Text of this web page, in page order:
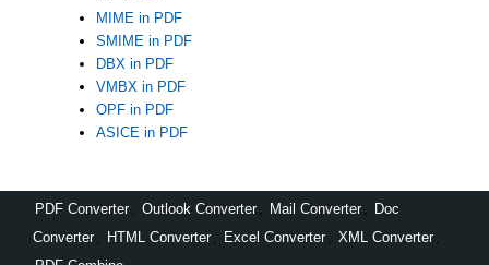
MIME in PDF
SMIME in PDF
DBX in PDF
VMBX in PDF
OPF in PDF
ASICE in PDF
PDF Converter Outlook Converter Mail Converter
Doc
Converter
HTML Converter Excel Converter XML Converter